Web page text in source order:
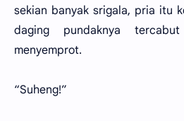
sekian banyak srigala, pria itu
daging pundaknya
menyemprot.
“Suheng!”